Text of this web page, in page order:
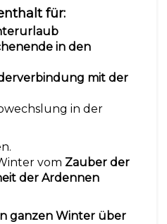
für:
in den
mit der
in der
vom Zauber der
der Ardennen
ganzen Winter über